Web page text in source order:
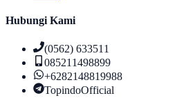
Hubungi Kami
(0562) 633511
085211498899
+6282148819988
TopindoOfficial